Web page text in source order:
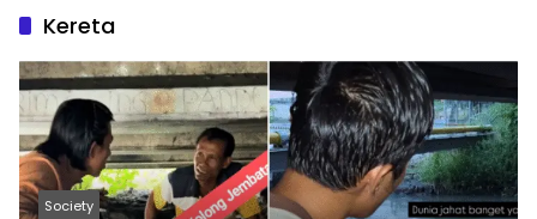
Kereta
Society